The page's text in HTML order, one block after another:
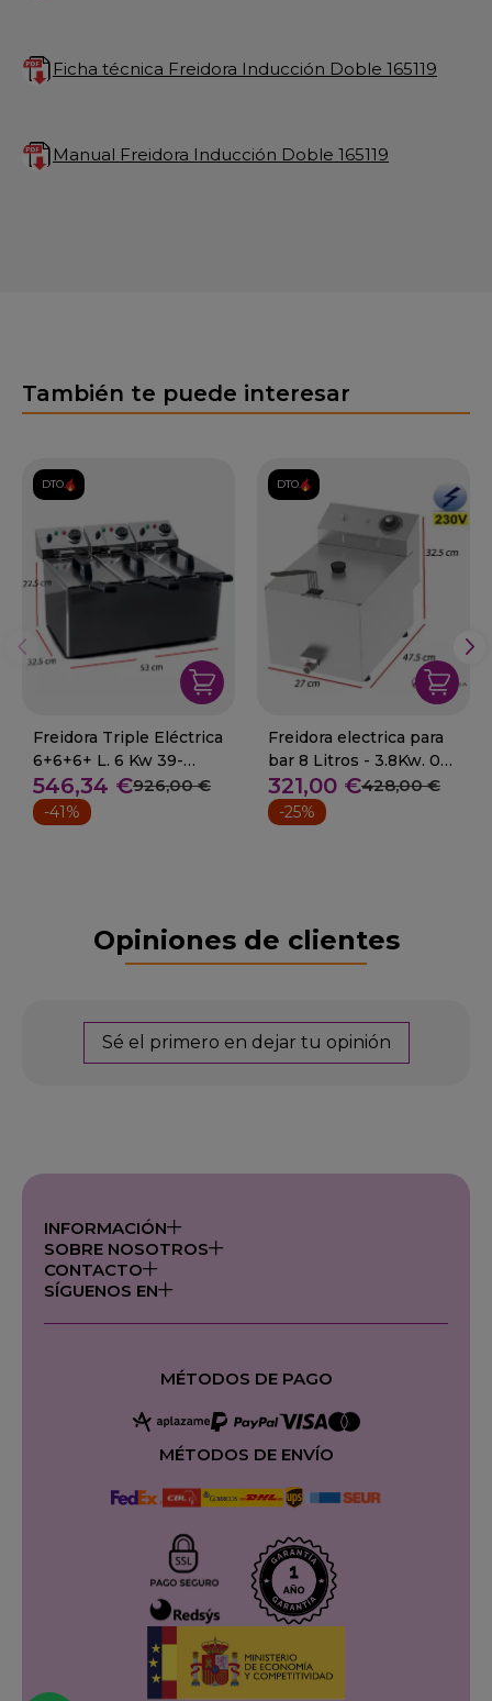
Ficha técnica Freidora Inducción Doble 165119
Manual Freidora Inducción Doble 165119
También te puede interesar
DTO.
Freidora Triple Eléctrica
6+6+6+ L. 6 Kw 39-
F6/4X3
546,34 €926,00 €
-41%
DTO.
Freidora electrica para
bar 8 Litros - 3.8Kw. 09-
FD8LC
321,00 €428,00 €
-25%
Opiniones de clientes
Sé el primero en dejar tu opinión
INFORMACIÓN
SOBRE NOSOTROS
CONTACTO
SÍGUENOS EN
MÉTODOS DE PAGO
MÉTODOS DE ENVÍO